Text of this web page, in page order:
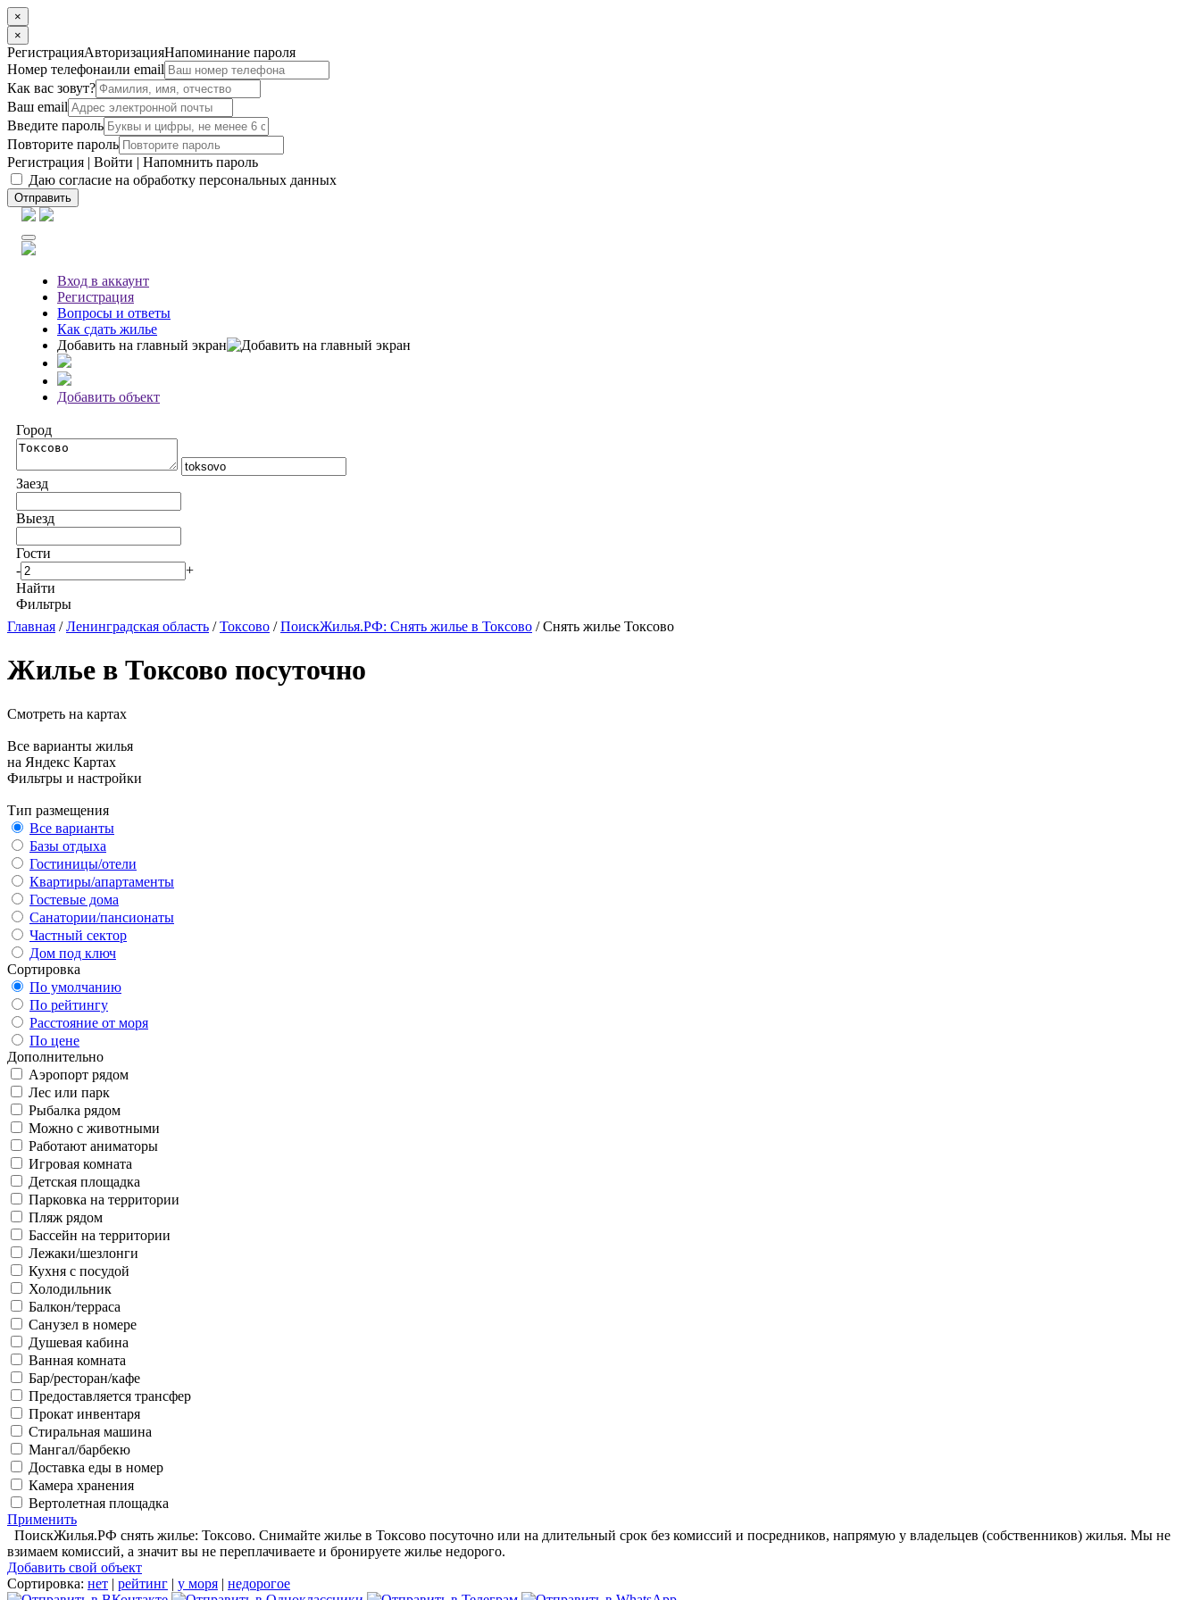
×
×
РегистрацияАвторизацияНапоминание пароля
Номер телефонаили email
Как вас зовут?
Ваш email
Введите пароль
Повторите пароль
Регистрация | Войти | Напомнить пароль
Даю согласие на обработку персональных данных
Отправить
Вход в аккаунт
Регистрация
Вопросы и ответы
Как сдать жилье
Добавить на главный экран
Добавить объект
Город
Заезд
Выезд
Гости
-
+
Найти
Фильтры
Главная /Ленинградская область /Токсово /ПоискЖилья.РФ: Снять жилье в Токсово / Снять жилье Токсово
Жилье в Токсово посуточно
Смотреть на картах
Все варианты жилья
на Яндекс Картах
Фильтры и настройки
Тип размещения
Все варианты
Базы отдыха
Гостиницы/отели
Квартиры/апартаменты
Гостевые дома
Санатории/пансионаты
Частный сектор
Дом под ключ
Сортировка
По умолчанию
По рейтингу
Расстояние от моря
По цене
Дополнительно
Аэропорт рядом
Лес или парк
Рыбалка рядом
Можно с животными
Работают аниматоры
Игровая комната
Детская площадка
Парковка на территории
Пляж рядом
Бассейн на территории
Лежаки/шезлонги
Кухня с посудой
Холодильник
Балкон/терраса
Санузел в номере
Душевая кабина
Ванная комната
Бар/ресторан/кафе
Предоставляется трансфер
Прокат инвентаря
Стиральная машина
Мангал/барбекю
Доставка еды в номер
Камера хранения
Вертолетная площадка
Применить
ПоискЖилья.РФ снять жилье: Токсово. Снимайте жилье в Токсово посуточно или на длительный срок без комиссий и посредников, напрямую у владельцев (собственников) жилья. Мы не
взимаем комиссий, а значит вы не переплачиваете и бронируете жилье недорого.
Добавить свой объект
Сортировка: нет | рейтинг | у моря | недорогое